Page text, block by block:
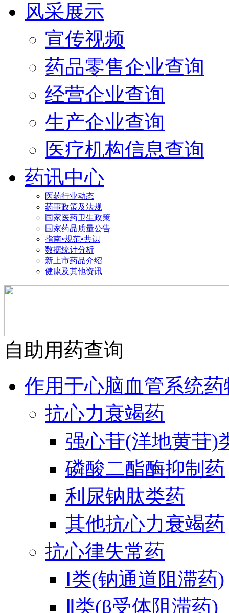
风采展示
宣传视频
药品零售企业查询
经营企业查询
生产企业查询
医疗机构信息查询
药讯中心
医药行业动态
药事政策及法规
国家医药卫生政策
国家药品质量公告
指南•规范•共识
数据统计分析
新上市药品介绍
健康及其他资讯
自助用药查询
作用于心脑血管系统药
抗心力衰竭药
强心苷(洋地黄苷)
磷酸二酯酶抑制药
利尿钠肽类药
其他抗心力衰竭药
抗心律失常药
Ⅰ类(钠通道阻滞药)
Ⅱ类(β受体阻滞药)